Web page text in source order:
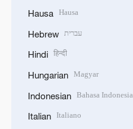
Hausa Hausa
Hebrew עברית
Hindi हिन्दी
Hungarian Magyar
Indonesian Bahasa Indonesia
Italian Italiano